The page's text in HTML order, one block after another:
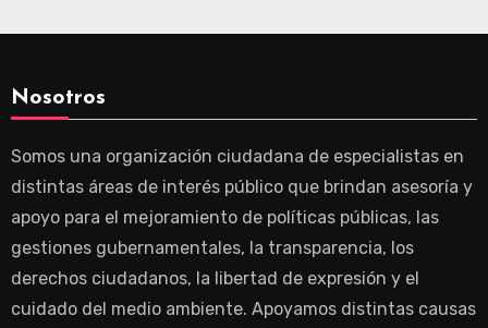
Nosotros
Somos una organización ciudadana de especialistas en
distintas áreas de interés público que brindan asesoría y
apoyo para el mejoramiento de políticas públicas, las
gestiones gubernamentales, la transparencia, los
derechos ciudadanos, la libertad de expresión y el
cuidado del medio ambiente. Apoyamos distintas causas